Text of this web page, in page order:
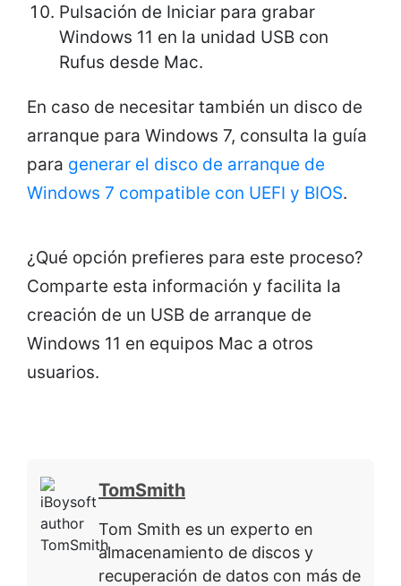
Pulsación de Iniciar para grabar
Windows 11 en la unidad USB con
Rufus desde Mac.
En caso de necesitar también un disco de
arranque para Windows 7, consulta la guía
para generar el disco de arranque de
Windows 7 compatible con UEFI y BIOS.
¿Qué opción prefieres para este proceso?
Comparte esta información y facilita la
creación de un USB de arranque de
Windows 11 en equipos Mac a otros
usuarios.
TomSmith
Tom Smith es un experto en
almacenamiento de discos y
recuperación de datos con más de